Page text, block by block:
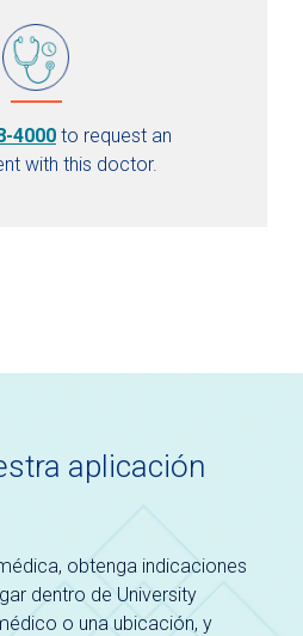
4000 to request an
with this doctor.
aplicación
obtenga indicaciones
dentro de University
o una ubicación, y